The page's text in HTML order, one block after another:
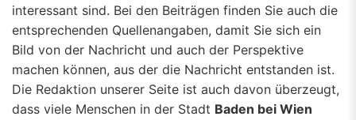
interessant sind. Bei den Beiträgen finden Sie auch die
entsprechenden Quellenangaben, damit Sie sich ein
Bild von der Nachricht und auch der Perspektive
machen können, aus der die Nachricht entstanden ist.
Die Redaktion unserer Seite ist auch davon überzeugt,
dass viele Menschen in der Stadt Baden bei Wien